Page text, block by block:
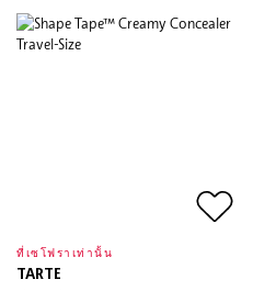
ที่เซโฟราเท่านั้น
TARTE